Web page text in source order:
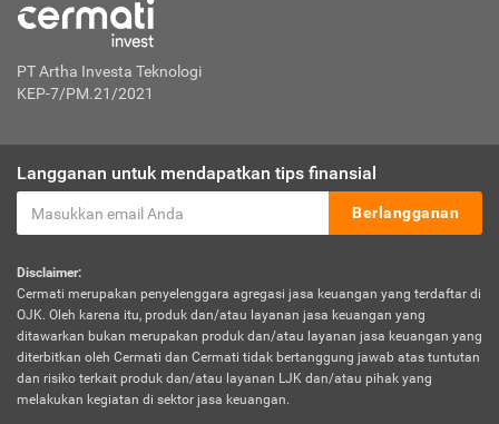
PT Artha Investa Teknologi
KEP-7/PM.21/2021
Langganan untuk mendapatkan tips finansial
Berlangganan
Disclaimer:
Cermati merupakan penyelenggara agregasi jasa keuangan yang terdaftar di
OJK. Oleh karena itu, produk dan/atau layanan jasa keuangan yang
ditawarkan bukan merupakan produk dan/atau layanan jasa keuangan yang
diterbitkan oleh Cermati dan Cermati tidak bertanggung jawab atas tuntutan
dan risiko terkait produk dan/atau layanan LJK dan/atau pihak yang
melakukan kegiatan di sektor jasa keuangan.